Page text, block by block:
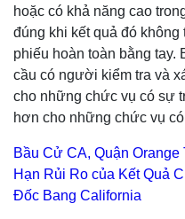
hoặc có khả năng cao
đúng khi kết quả đó
phiếu hoàn toàn bằng tay.
cầu có người kiểm tra và
cho những chức vụ có sự
hơn cho những chức vụ
Bầu Cử CA, Quận
Hạn Rủi Ro của Kết Quả
Đốc Bang California